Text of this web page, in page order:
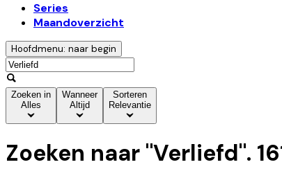
Series
Maandoverzicht
Hoofdmenu: naar begin
Zoeken in
Alles
Wanneer
Altijd
Sorteren
Relevantie
Zoeken naar "Verliefd".